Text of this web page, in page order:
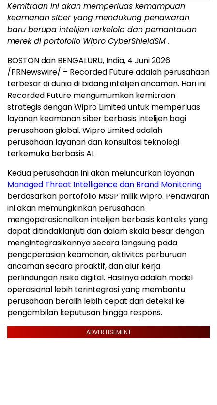
Kemitraan ini akan memperluas kemampuan
keamanan siber yang mendukung penawaran
baru berupa intelijen terkelola dan pemantauan
merek di portofolio Wipro CyberShieldSM .
BOSTON dan BENGALURU, India, 4 Juni 2026
/PRNewswire/ – Recorded Future adalah perusahaan
terbesar di dunia di bidang intelijen ancaman. Hari ini
Recorded Future mengumumkan kemitraan
strategis dengan Wipro Limited untuk memperluas
layanan keamanan siber berbasis intelijen bagi
perusahaan global. Wipro Limited adalah
perusahaan layanan dan konsultasi teknologi
terkemuka berbasis AI.
Kedua perusahaan ini akan meluncurkan layanan
Managed Threat Intelligence dan Brand Monitoring
berdasarkan portofolio MSSP milik Wipro. Penawaran
ini akan memungkinkan perusahaan
mengoperasionalkan intelijen berbasis konteks yang
dapat ditindaklanjuti dan dalam skala besar dengan
mengintegrasikannya secara langsung pada
pengoperasian keamanan, aktivitas perburuan
ancaman secara proaktif, dan alur kerja
perlindungan risiko digital. Hasilnya adalah model
operasional lebih terintegrasi yang membantu
perusahaan beralih lebih cepat dari deteksi ke
pengambilan keputusan hingga respons.
ADVERTISEMENT